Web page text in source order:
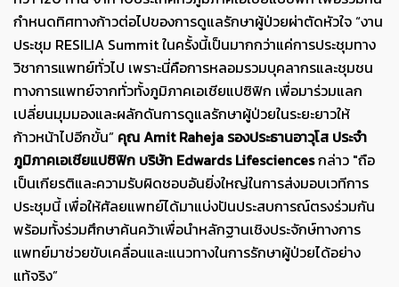
กำหนดทิศทางก้าวต่อไปของการดูแลรักษาผู้ป่วยผ่าตัดหัวใจ “งาน
ประชุม RESILIA Summit ในครั้งนี้เป็นมากกว่าแค่การประชุมทาง
วิชาการแพทย์ทั่วไป เพราะนี่คือการหลอมรวมบุคลากรและชุมชน
ทางการแพทย์จากทั่วทั้งภูมิภาคเอเชียแปซิฟิก เพื่อมาร่วมแลก
เปลี่ยนมุมมองและผลักดันการดูแลรักษาผู้ป่วยในระยะยาวให้
ก้าวหน้าไปอีกขั้น” คุณAmit Raheja รองประธานอาวุโส ประจำ
ภูมิภาคเอเชียแปซิฟิก บริษัท Edwards Lifesciencesกล่าว "ถือ
เป็นเกียรติและความรับผิดชอบอันยิ่งใหญ่ในการส่งมอบเวทีการ
ประชุมนี้ เพื่อให้ศัลยแพทย์ได้มาแบ่งปันประสบการณ์ตรงร่วมกัน
พร้อมทั้งร่วมศึกษาค้นคว้าเพื่อนำหลักฐานเชิงประจักษ์ทางการ
แพทย์มาช่วยขับเคลื่อนและแนวทางในการรักษาผู้ป่วยได้อย่าง
แท้จริง”